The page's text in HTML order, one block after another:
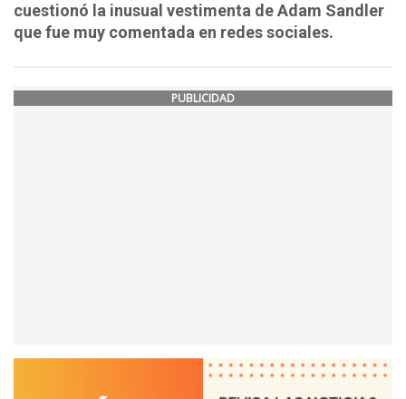
cuestionó la inusual vestimenta de Adam Sandler
que fue muy comentada en redes sociales.
PUBLICIDAD